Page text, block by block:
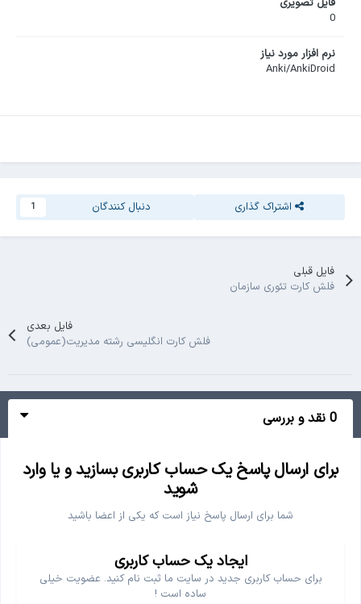
0
نرم افزار مورد نیاز
Anki/AnkiDroid
اشتراک گذاری دنبال کنندگان 1
فایل قبلی
فلش کارت تئوری سازمان
فایل بعدی
فلش کارت انگلیسی رشته مدیریت(عمومی)
0 نقد و بررسی
برای ارسال پاسخ یک حساب کاربری بسازید و یا وارد
شوید
شما برای ارسال پاسخ نیاز است که یکی از اعضا باشید
ایجاد یک حساب کاربری
برای حساب کاربری جدید در سایت ما ثبت نام کنید. عضویت خیلی
ساده است !